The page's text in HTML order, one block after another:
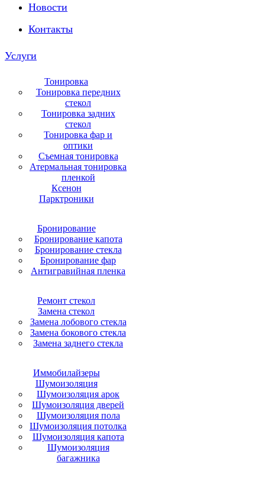
Новости
Контакты
Услуги
Тонировка
Тонировка передних
стекол
Тонировка задних
стекол
Тонировка фар и
оптики
Съемная тонировка
Атермальная тонировка
пленкой
Ксенон
Парктроники
Бронирование
Бронирование капота
Бронирование стекла
Бронирование фар
Антигравийная пленка
Ремонт стекол
Замена стекол
Замена лобового стекла
Замена бокового стекла
Замена заднего стекла
Иммобилайзеры
Шумоизоляция
Шумоизоляция арок
Шумоизоляция дверей
Шумоизоляция пола
Шумоизоляция потолка
Шумоизоляция капота
Шумоизоляция
багажника